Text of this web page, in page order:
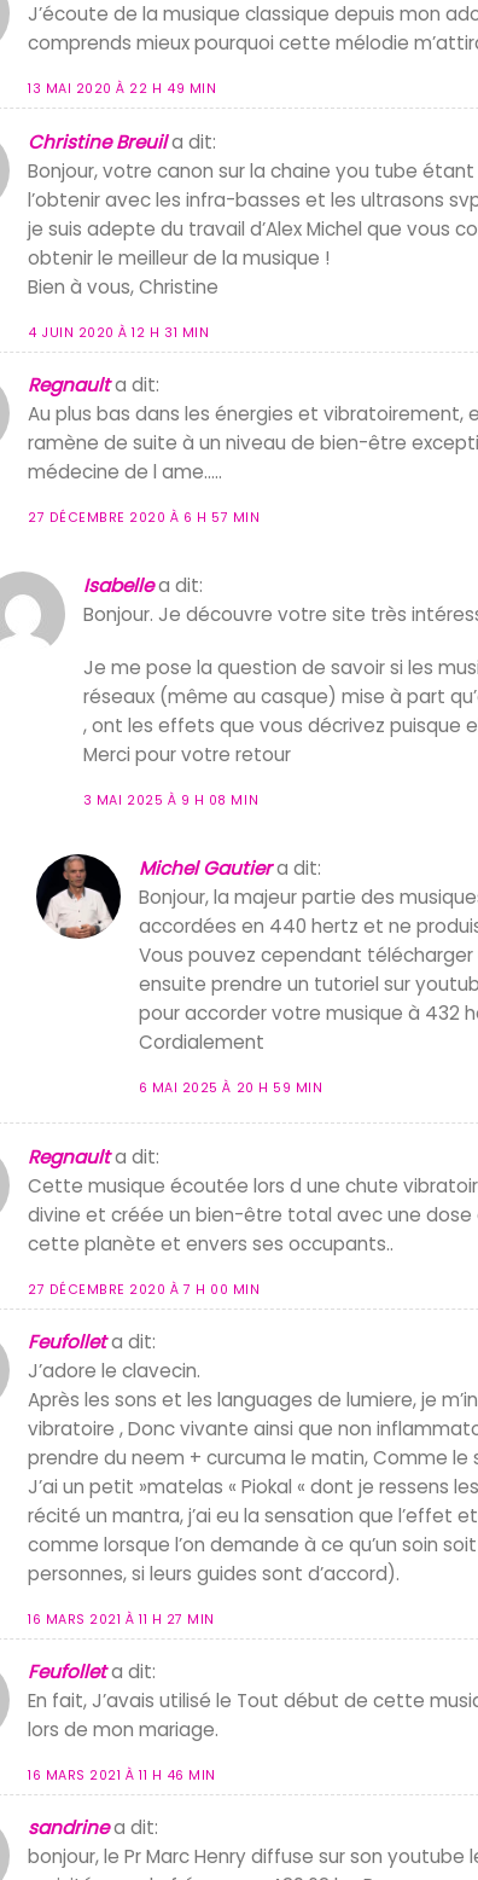
J’écoute de la musique classique depuis mon
comprends mieux pourquoi cette mélodie
13 MAI 2020 À 22 H 49 MIN
Christine Breuila dit:
Bonjour, votre canon sur la chaine you tube
l’obtenir avec les infra-basses et les ultrasons
je suis adepte du travail d’Alex Michel que vous
obtenir le meilleur de la musique !
Bien à vous, Christine
4 JUIN 2020 À 12 H 31 MIN
Regnaulta dit:
Au plus bas dans les énergies et
ramène de suite à un niveau de bien-être
médecine de l ame…..
27 DÉCEMBRE 2020 À 6 H 57 MIN
Isabelle a dit:
Bonjour. Je découvre votre site très
Je me pose la question de savoir si les
réseaux (même au casque) mise à part
, ont les effets que vous décrivez puisque
Merci pour votre retour
3 MAI 2025 À 9 H 08 MIN
Michel Gautier a dit:
Bonjour, la majeur partie des
accordées en 440 hertz et ne
Vous pouvez cependant télécharger
ensuite prendre un tutoriel sur
pour accorder votre musique à 432
Cordialement
6 MAI 2025 À 20 H 59 MIN
Regnaulta dit:
Cette musique écoutée lors d une chute
divine et créée un bien-être total avec une dose
cette planète et envers ses occupants..
27 DÉCEMBRE 2020 À 7 H 00 MIN
Feufolleta dit:
J’adore le clavecin.
Après les sons et les languages de lumiere, je
vibratoire , Donc vivante ainsi que non
prendre du neem + curcuma le matin, Comme le
J’ai un petit »matelas « Piokal « dont je ressens
récité un mantra, j’ai eu la sensation que l’effet
comme lorsque l’on demande à ce qu’un soin
personnes, si leurs guides sont d’accord).
16 MARS 2021 À 11 H 27 MIN
Feufolleta dit:
En fait, J’avais utilisé le Tout début de cette
lors de mon mariage.
16 MARS 2021 À 11 H 46 MIN
sandrinea dit:
bonjour, le Pr Marc Henry diffuse sur son youtube